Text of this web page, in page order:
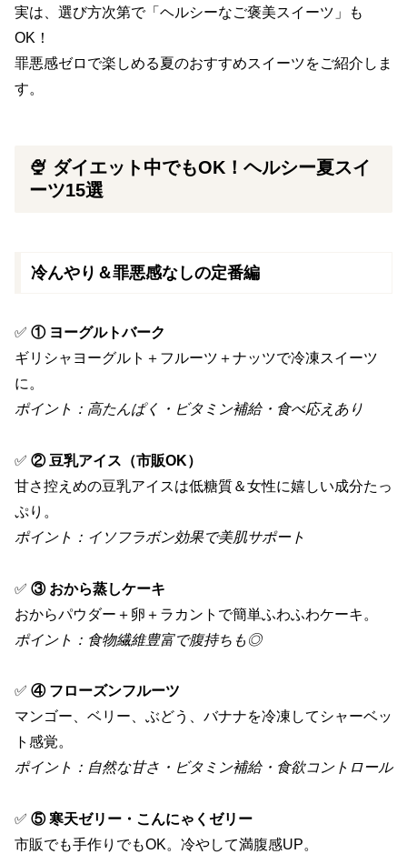
実は、選び方次第で「ヘルシーなご褒美スイーツ」も
OK！
罪悪感ゼロで楽しめる夏のおすすめスイーツをご紹介しま
す。
🍨 ダイエット中でもOK！ヘルシー夏スイ
ーツ15選
冷んやり＆罪悪感なしの定番編
✅ ① ヨーグルトバーク
ギリシャヨーグルト＋フルーツ＋ナッツで冷凍スイーツ
に。
ポイント：高たんぱく・ビタミン補給・食べ応えあり
✅ ② 豆乳アイス（市販OK）
甘さ控えめの豆乳アイスは低糖質＆女性に嬉しい成分たっ
ぷり。
ポイント：イソフラボン効果で美肌サポート
✅ ③ おから蒸しケーキ
おからパウダー＋卵＋ラカントで簡単ふわふわケーキ。
ポイント：食物繊維豊富で腹持ちも◎
✅ ④ フローズンフルーツ
マンゴー、ベリー、ぶどう、バナナを冷凍してシャーベッ
ト感覚。
ポイント：自然な甘さ・ビタミン補給・食欲コントロール
✅ ⑤ 寒天ゼリー・こんにゃくゼリー
市販でも手作りでもOK。冷やして満腹感UP。